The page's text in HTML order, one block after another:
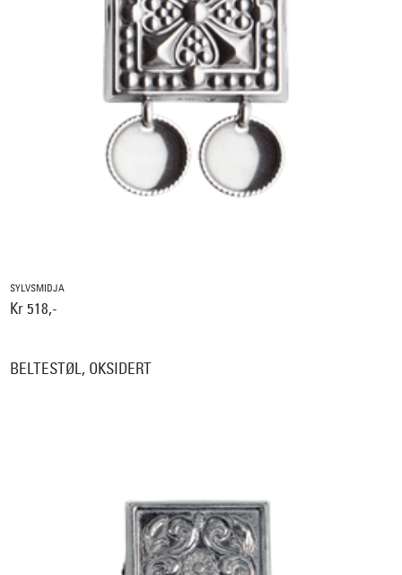
SYLVSMIDJA
Kr 518,-
BELTESTØL, OKSIDERT